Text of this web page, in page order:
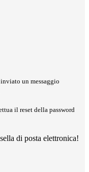
un messaggio
il reset della password
di posta elettronica!